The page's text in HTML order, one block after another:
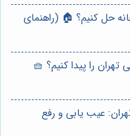
حل کنیم؟ 🏠 (راهنمای
تهران را پیدا کنیم؟ 🧺
عیب یابی و رفع